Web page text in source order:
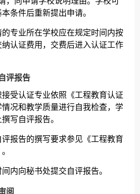
条件后重新提出申请。
业所在学校应在规定时间内按
认证费用，交费后进入认证工作
报告
认证专业依照《工程教育认证
况和教学质量进行自我检查，学
写自评报告。
告的撰写要求参见《工程教育
向秘书处提交自评报告。
阅